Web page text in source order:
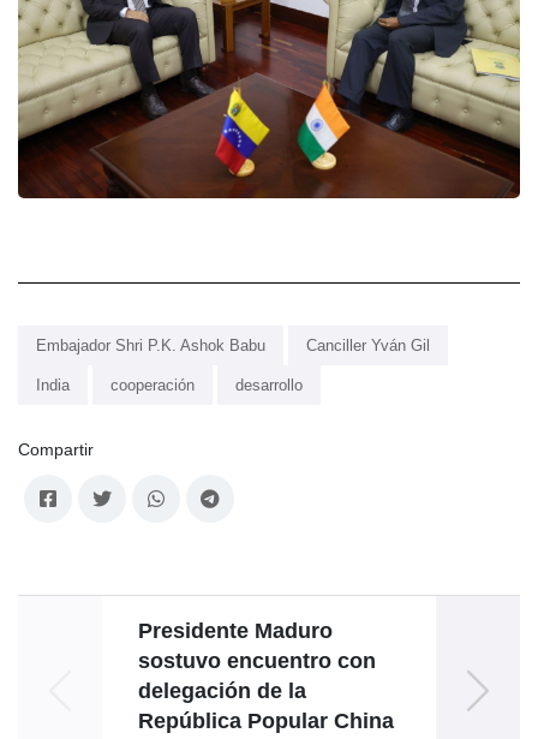
Embajador Shri P.K. Ashok Babu Canciller Yván Gil
India cooperación desarrollo
Compartir
Presidente Maduro
sostuvo encuentro con
delegación de la
República Popular China